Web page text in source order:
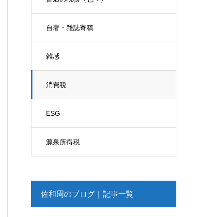
自著・雑誌寄稿
雑感
消費税
ESG
源泉所得税
佐和周のブログ｜記事一覧